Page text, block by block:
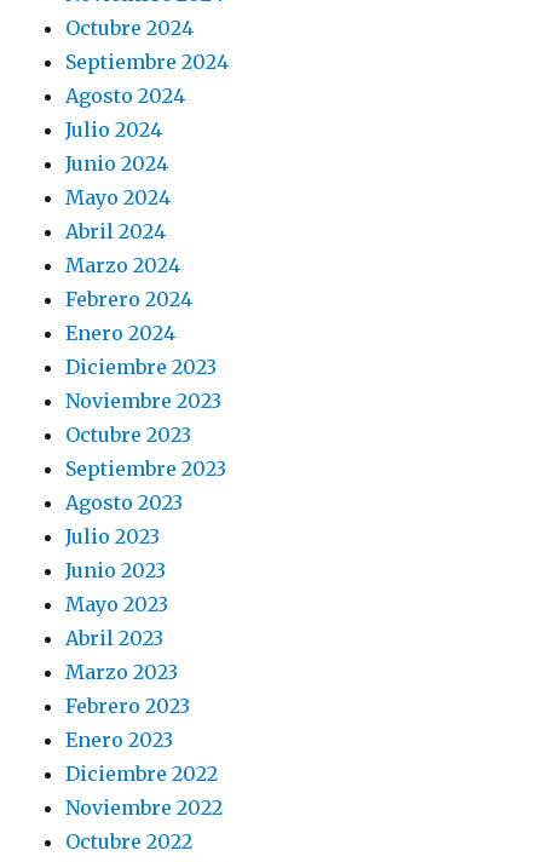
Octubre 2024
Septiembre 2024
Agosto 2024
Julio 2024
Junio 2024
Mayo 2024
Abril 2024
Marzo 2024
Febrero 2024
Enero 2024
Diciembre 2023
Noviembre 2023
Octubre 2023
Septiembre 2023
Agosto 2023
Julio 2023
Junio 2023
Mayo 2023
Abril 2023
Marzo 2023
Febrero 2023
Enero 2023
Diciembre 2022
Noviembre 2022
Octubre 2022